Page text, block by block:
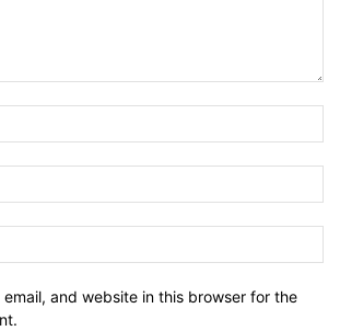
email, and website in this browser for the